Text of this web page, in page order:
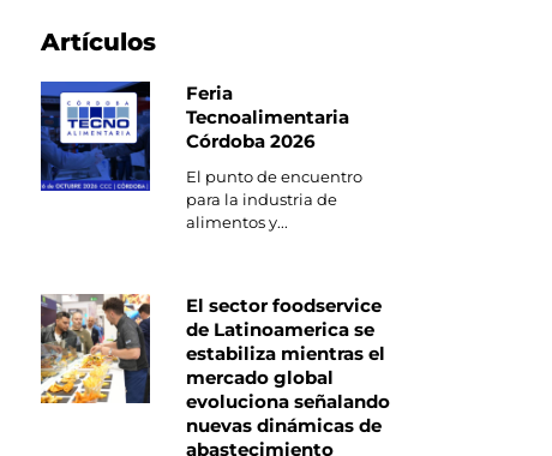
Artículos
Feria
Tecnoalimentaria
Córdoba 2026
El punto de encuentro
para la industria de
alimentos y...
El sector foodservice
de Latinoamerica se
estabiliza mientras el
mercado global
evoluciona señalando
nuevas dinámicas de
abastecimiento